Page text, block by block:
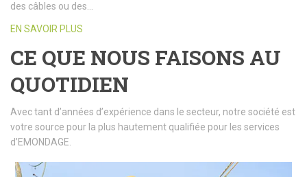
des câbles ou des…
EN SAVOIR PLUS
CE QUE NOUS FAISONS AU
QUOTIDIEN
Avec tant d’années d’expérience dans le secteur, notre société est
votre source pour la plus hautement qualifiée pour les services
d’EMONDAGE.